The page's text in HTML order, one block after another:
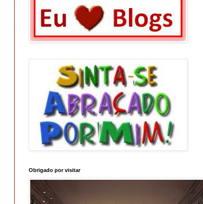
Obrigado por visitar